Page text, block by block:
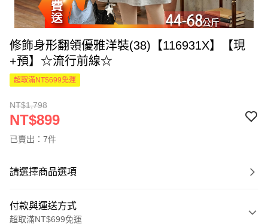
修飾身形翻領優雅洋裝(38)【116931X】【現
+預】☆流行前線☆
超取滿NT$699免運
NT$1,798
NT$899
已賣出：7件
請選擇商品選項
付款與運送方式
超取滿NT$699免運